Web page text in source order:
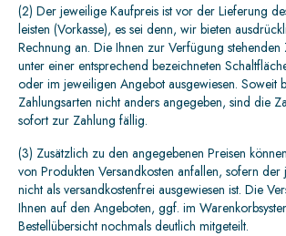
(2) Der jeweilige Kaufpreis ist vor der Lieferung
leisten (Vorkasse), es sei denn, wir bieten
Rechnung an. Die Ihnen zur Verfügung stehenden
unter einer entsprechend bezeichneten
oder im jeweiligen Angebot ausgewiesen. Soweit
Zahlungsarten nicht anders angegeben, sind die
sofort zur Zahlung fällig.
(3) Zusätzlich zu den angegebenen Preisen
von Produkten Versandkosten anfallen, sofern
nicht als versandkostenfrei ausgewiesen ist. Die
Ihnen auf den Angeboten, ggf. im
Bestellübersicht nochmals deutlich mitgeteilt.